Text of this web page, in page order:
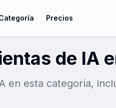
Precios
de IA
en esta categoría,